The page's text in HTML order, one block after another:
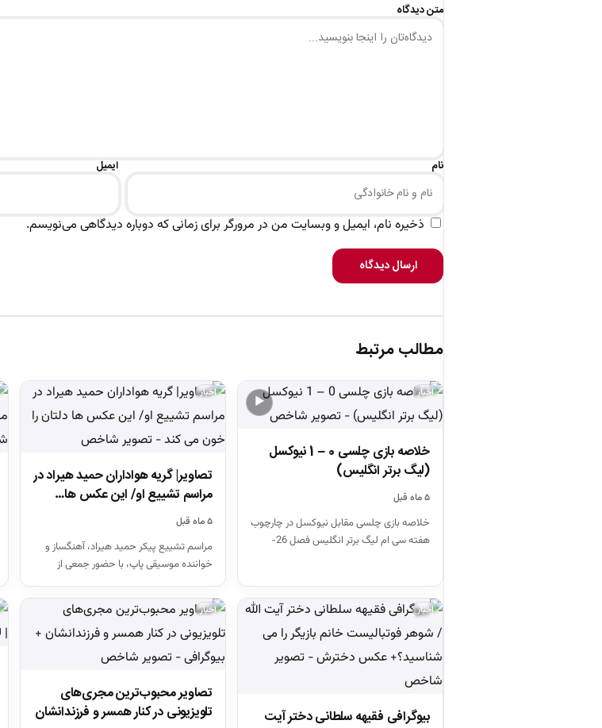
متن دیدگاه
نام ایمیل
ذخیره نام، ایمیل و وبسایت من در مرورگر برای زمانی که دوباره دیدگاهی می‌نویسم.
ارسال دیدگاه
مطالب مرتبط
▶
اخبار
خلاصه بازی چلسی 0 – 1 نیوکسل
(لیگ برتر انگلیس)
۵ ماه قبل
خلاصه بازی چلسی مقابل نیوکسل در چارچوب
هفته سی ام لیگ برتر انگلیس فصل 26-
اخبار
تصاویر| گریه هواداران حمید هیراد در
مراسم تشییع او/ این عکس ها…
۵ ماه قبل
مراسم تشییع پیکر حمید هیراد، آهنگساز و
خواننده موسیقی پاپ، با حضور جمعی از
اخبار
بیوگرافی فقیهه سلطانی دختر آیت
اخبار
تصاویر محبوب‌ترین مجری‌های
تلویزیونی در کنار همسر و فرزندانشان